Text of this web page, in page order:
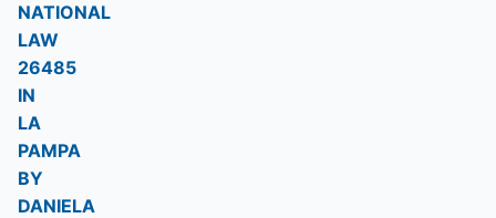
NATIONAL
LAW
26485
IN
LA
PAMPA
BY
DANIELA